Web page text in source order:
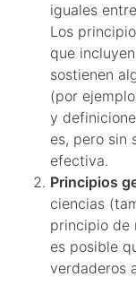
iguales
Los
que
sostienen
(por
y
es, pero sin
efectiva.
Principios
ciencias
principio de
es posible
verdaderos